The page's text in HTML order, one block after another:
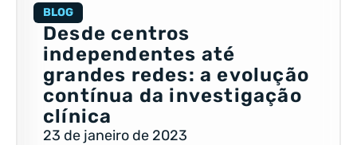
BLOG
Desde centros
independentes até
grandes redes: a evolução
contínua da investigação
clínica
23 de janeiro de 2023